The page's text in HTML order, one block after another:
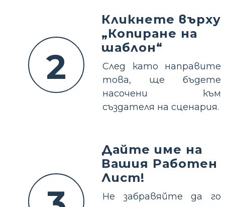
2
Кликнете върху
„Копиране на
шаблон“
След като направите
това, ще бъдете
насочени към
създателя на сценария.
Дайте име на
Вашия Работен
Лист!
Не забравяйте да го